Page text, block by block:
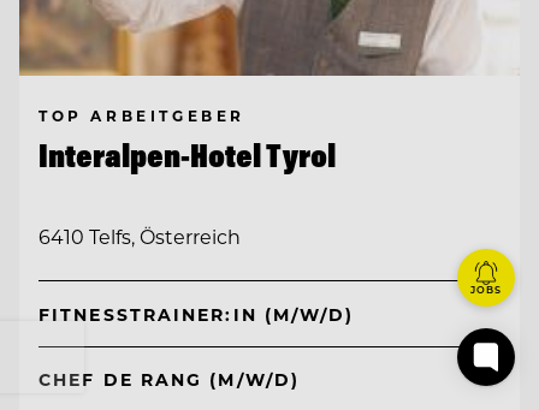
TOP ARBEITGEBER
Interalpen-Hotel Tyrol
6410 Telfs, Österreich
FITNESSTRAINER:IN (M/W/D)
CHEF DE RANG (M/W/D)
JOBS